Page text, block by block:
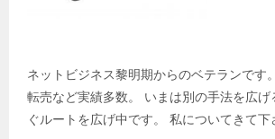
ネットビジネス黎明期からのベテランです
転売など実績多数。 いまは別の手法を広げ
ぐルートを広げ中です。 私についてきて下